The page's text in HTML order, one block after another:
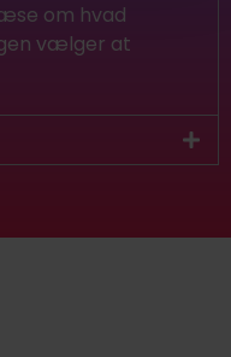
om hvad
vælger at